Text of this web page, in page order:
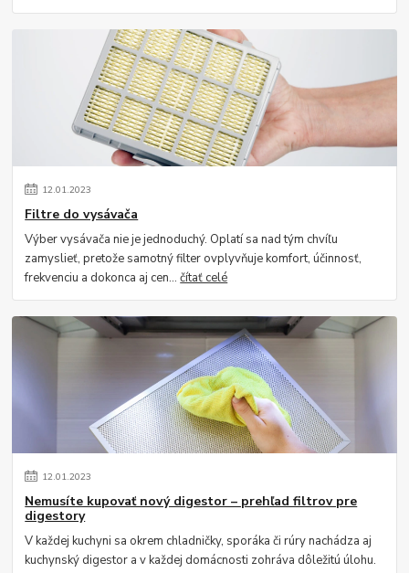
12.01.2023
Filtre do vysávača
Výber vysávača nie je jednoduchý. Oplatí sa nad tým chvíľu
zamyslieť, pretože samotný filter ovplyvňuje komfort, účinnosť,
frekvenciu a dokonca aj cen...čítať celé
12.01.2023
Nemusíte kupovať nový digestor – prehľad filtrov pre
digestory
V každej kuchyni sa okrem chladničky, sporáka či rúry nachádza aj
kuchynský digestor a v každej domácnosti zohráva dôležitú úlohu.